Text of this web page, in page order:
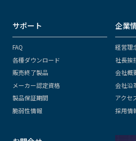
サポート
FAQ
各種ダウンロード
販売終了製品
メーカー認定資格
製品保証期間
脆弱性情報
企業
経営理
社長挨
会社概
会社沿
アクセ
採用情